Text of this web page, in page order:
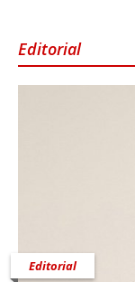
Editorial
Editorial